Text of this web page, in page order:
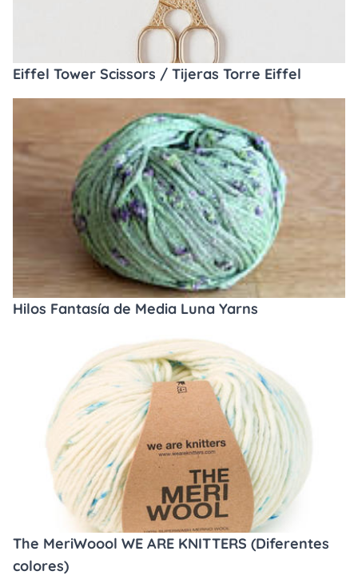
Eiffel Tower Scissors / Tijeras Torre Eiffel
Hilos Fantasía de Media Luna Yarns
The MeriWoool WE ARE KNITTERS (Diferentes
colores)